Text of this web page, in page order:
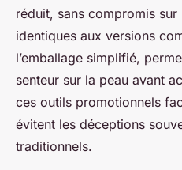
réduit, sans compromis
identiques aux versions
l’emballage simplifié,
senteur sur la peau avant
ces outils promotionnels
évitent les déceptions
traditionnels.